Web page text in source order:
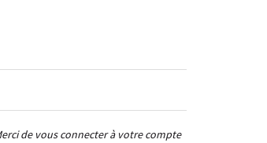
de vous connecter à votre compte